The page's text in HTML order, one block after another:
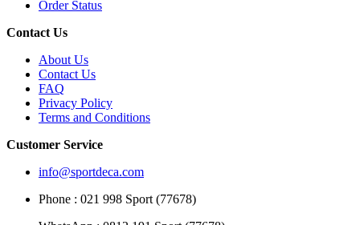
Order Status
Contact Us
About Us
Contact Us
FAQ
Privacy Policy
Terms and Conditions
Customer Service
info@sportdeca.com
Phone : 021 998 Sport (77678)